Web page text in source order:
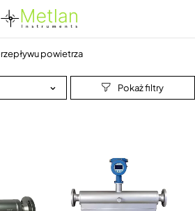
powietrza